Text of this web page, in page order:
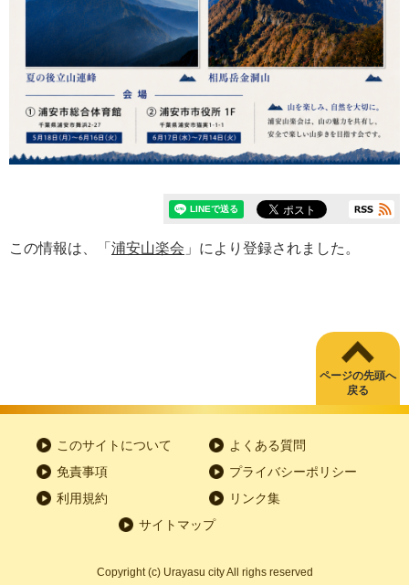
この情報は、「 浦安山楽会 」により登録されました。
ページの先頭へ
戻る
このサイトについて
よくある質問
免責事項
プライバシーポリシー
利用規約
リンク集
サイトマップ
Copyright(c) Urayasu city All righs reserved